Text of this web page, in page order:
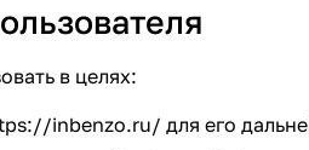
в целях:
inbenzo.ru/ для его